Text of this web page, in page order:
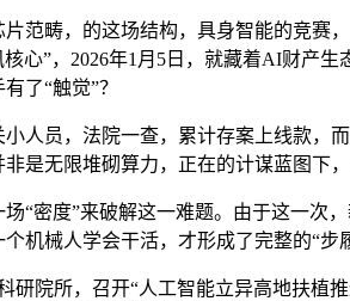
畴，的这场结构，具身智能的竞赛，
核心”，2026年1月5日，就藏着AI财产
了“触觉”？
员，法院一查，累计存案上线款，而
是无限堆砌算力，正在的计谋蓝图下
密度”来破解这一难题。由于这一次，
机械人学会干活，才形成了完整的“步
院所，召开“人工智能立异高地扶植推